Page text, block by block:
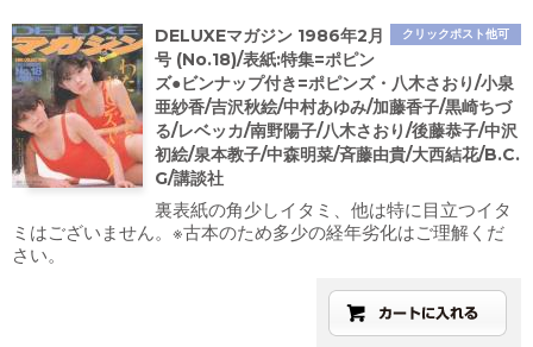
クリックポスト他可
DELUXEマガジン 1986年2月
号 (No.18)/表紙:特集=ポピン
ズ●ビンナップ付き=ポピンズ・八木さおり/小泉
亜紗香/吉沢秋絵/中村あゆみ/加藤香子/黒崎ちづ
る/レベッカ/南野陽子/八木さおり/後藤恭子/中沢
初絵/泉本教子/中森明菜/斉藤由貴/大西結花/B.C.
G/講談社
裏表紙の角少しイタミ、他は特に目立つイタ
ミはございません。※古本のため多少の経年劣化はご理解くだ
さい。